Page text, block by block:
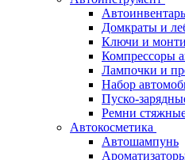
Автоинвентарь
Домкраты и
Ключи и
Компрессоры
Лампочки и
Набор
Пуско-
Ремни
Автокосметика
Автошампунь